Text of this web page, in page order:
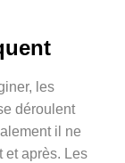
les
déroulent
il ne
et après. Les